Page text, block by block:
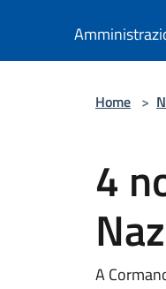
Home >
4
A